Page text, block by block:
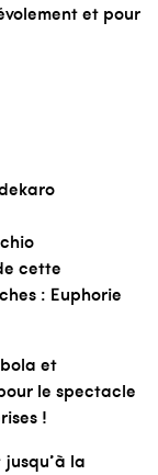
et pour
cette
: Euphorie
et
le spectacle
!
la